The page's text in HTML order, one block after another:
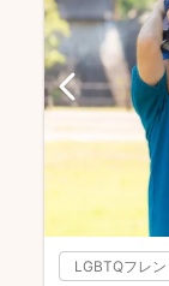
LGBTQフレ